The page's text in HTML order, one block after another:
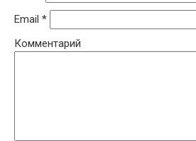
Email *
Комментарий